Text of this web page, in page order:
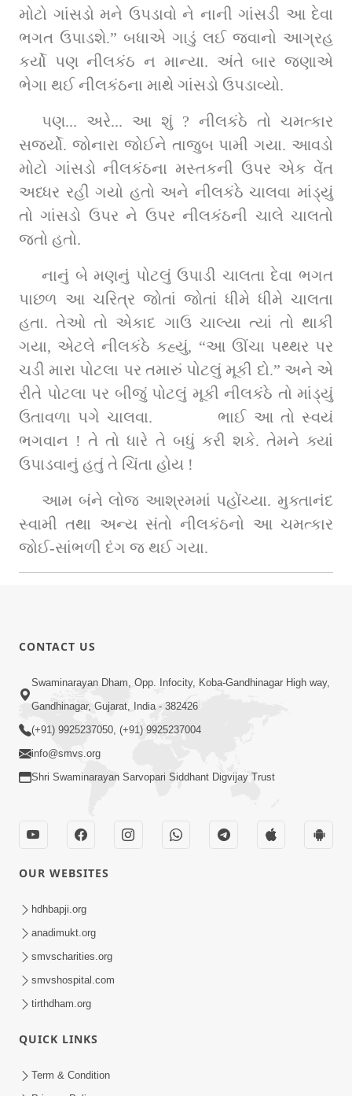
મોટો ગાંસડો મને ઉપડાવો ને નાની ગાંસડી આ દેવા
ભગત ઉપાડશે.” બધાએ ગાડું લઈ જવાનો આગ્રહ
કર્યો પણ નીલકંઠ ન માન્યા. અંતે બાર જણાએ
ભેગા થઈ નીલકંઠના માથે ગાંસડો ઉપડાવ્યો.
પણ... અરે... આ શું ? નીલકંઠે તો ચમત્કાર
સર્જ્યો. જોનારા જોઈને તાજુબ પામી ગયા. આવડો
મોટો ગાંસડો નીલકંઠના મસ્તકની ઉપર એક વેંત
અધ્ધર રહી ગયો હતો અને નીલકંઠે ચાલવા માંડ્યું
તો ગાંસડો ઉપર ને ઉપર નીલકંઠની ચાલે ચાલતો
જતો હતો.
નાનું બે મણનું પોટલું ઉપાડી ચાલતા દેવા ભગત
પાછળ આ ચરિત્ર જોતાં જોતાં ધીમે ધીમે ચાલતા
હતા. તેઓ તો એકાદ ગાઉ ચાલ્યા ત્યાં તો થાકી
ગયા, એટલે નીલકંઠે કહ્યું, “આ ઊંચા પથ્થર પર
ચડી મારા પોટલા પર તમારું પોટલું મૂકી દો.” અને એ
રીતે પોટલા પર બીજું પોટલું મૂકી નીલકંઠે તો માંડ્યું
ઉતાવળા પગે ચાલવા.         ભાઈ આ તો સ્વયં
ભગવાન ! તે તો ધારે તે બધું કરી શકે. તેમને ક્યાં
ઉપાડવાનું હતું તે ચિંતા હોય !
આમ બંને લોજ આશ્રમમાં પહોંચ્યા. મુક્તાનંદ
સ્વામી તથા અન્ય સંતો નીલકંઠનો આ ચમત્કાર
જોઈ-સાંભળી દંગ જ થઈ ગયા.
CONTACT US
Swaminarayan Dham, Opp. Infocity, Koba-Gandhinagar High way,
Gandhinagar, Gujarat, India - 382426
(+91) 9925237050, (+91) 9925237004
info@smvs.org
Shri Swaminarayan Sarvopari Siddhant Digvijay Trust
OUR WEBSITES
hdhbapji.org
anadimukt.org
smvscharities.org
smvshospital.com
tirthdham.org
QUICK LINKS
Term & Condition